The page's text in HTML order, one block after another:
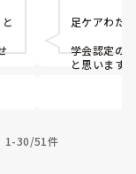
咽喉科,
療科,
科,
期, 終末
足ケアわた
学会認定の
と思います
1-30/51件